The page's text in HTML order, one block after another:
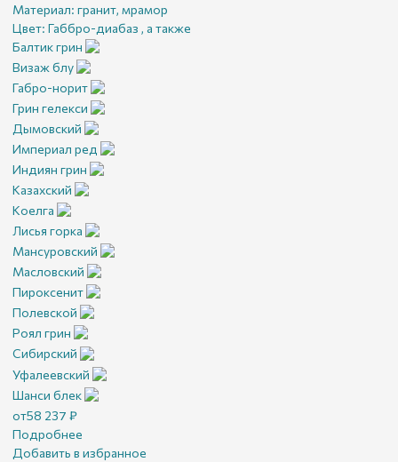
Материал: гранит, мрамор
Цвет: Габбро-диабаз , а также
Балтик грин
Визаж блу
Габро-норит
Грин гелекси
Дымовский
Империал ред
Индиян грин
Казахский
Коелга
Лисья горка
Мансуровский
Масловский
Пироксенит
Полевской
Роял грин
Сибирский
Уфалеевский
Шанси блек
от58 237 ₽
Подробнее
Добавить в избранное